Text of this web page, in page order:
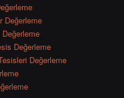
Değerleme
Değerleme
Değerleme